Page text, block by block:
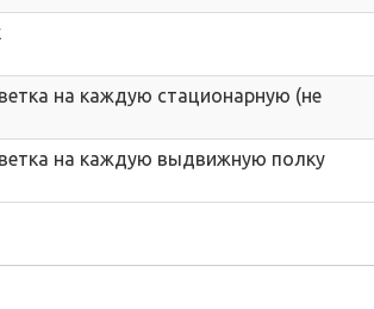
на каждую стационарную (не
на каждую выдвижную полку